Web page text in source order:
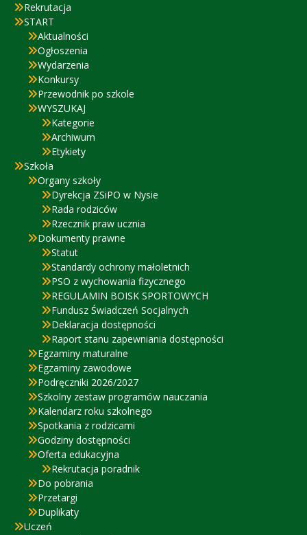
Rekrutacja
START
Aktualności
Ogłoszenia
Wydarzenia
Konkursy
Przewodnik po szkole
WYSZUKAJ
Kategorie
Archiwum
Etykiety
Szkoła
Organy szkoły
Dyrekcja ZSiPO w Nysie
Rada rodziców
Rzecznik praw ucznia
Dokumenty prawne
Statut
Standardy ochrony małoletnich
PSO z wychowania fizycznego
REGULAMIN BOISK SPORTOWYCH
Fundusz Świadczeń Socjalnych
Deklaracja dostępności
Raport stanu zapewniania dostępności
Egzaminy maturalne
Egzaminy zawodowe
Podręczniki 2026/2027
Szkolny zestaw programów nauczania
Kalendarz roku szkolnego
Spotkania z rodzicami
Godziny dostępności
Oferta edukacyjna
Rekrutacja poradnik
Do pobrania
Przetargi
Duplikaty
Uczeń